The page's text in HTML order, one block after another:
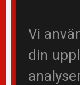
Vi
din
photography post